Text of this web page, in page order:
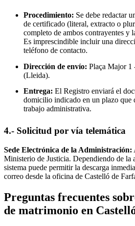
Procedimiento: Se debe redactar
de certificado (literal, extracto o
completo de ambos contrayentes y
Es imprescindible incluir una
teléfono de contacto.
Dirección de envío: Plaça Major 1
(Lleida).
Entrega: El Registro enviará el
domicilio indicado en un plazo que
trabajo administrativa.
4.- Solicitud por vía telemática
Sede Electrónica de la Administración:
Ministerio de Justicia. Dependiendo de la
sistema puede permitir la descarga
correo desde la oficina de Castelló de
Preguntas frecuentes
de matrimonio en